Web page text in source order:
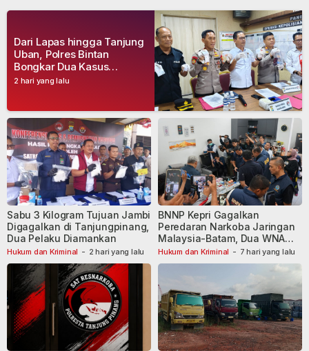
2 hari yang lalu
Dari Lapas hingga Tanjung
Uban, Polres Bintan
Bongkar Dua Kasus
Narkoba, Empat Tersangka
Hukum dan Kriminal - 2 hari yang lalu
Sabu 3 Kilogram Tujuan Jambi
Digagalkan di Tanjungpinang,
Dua Pelaku Diamankan
Hukum dan Kriminal - 7 hari yang lalu
BNNP Kepri Gagalkan
Peredaran Narkoba Jaringan
Malaysia-Batam, Dua WNA
Masih Diburu